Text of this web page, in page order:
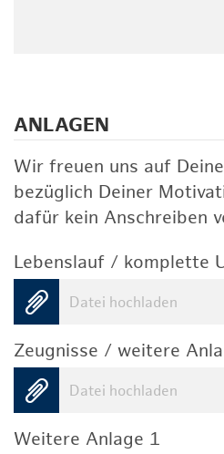
ANLAGEN
Wir freuen uns auf
bezüglich Deiner
dafür kein Anschreiben
Lebenslauf / komplette
Datei hochladen
Zeugnisse / weitere
Datei hochladen
Weitere Anlage 1